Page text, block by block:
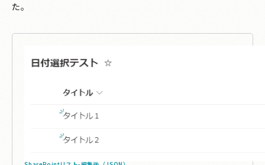
た。